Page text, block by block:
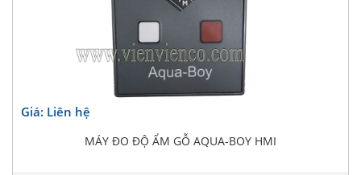
Giá: Liên hệ
MÁY ĐO ĐỘ ẨM GỖ AQUA-BOY HMI